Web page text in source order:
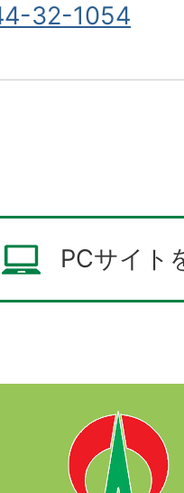
32-1054
PCサイト